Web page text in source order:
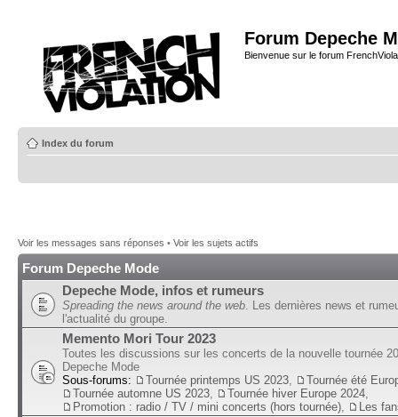
Forum Depeche
Bienvenue sur le forum
Index du forum
Voir les messages sans réponses • Voir les sujets actifs
Forum Depeche Mode
Depeche Mode, infos et rumeurs
Spreading the news around the web . Les dernières news et
l'actualité du groupe.
Memento Mori Tour 2023
Toutes les discussions sur les concerts de la nouvelle tournée
Depeche Mode
Sous-forums:
Tournée printemps US 2023
Tournée été
Tournée automne US 2023
Tournée hiver Europe 2024
Promotion : radio / TV / mini concerts (hors tournée)
Les